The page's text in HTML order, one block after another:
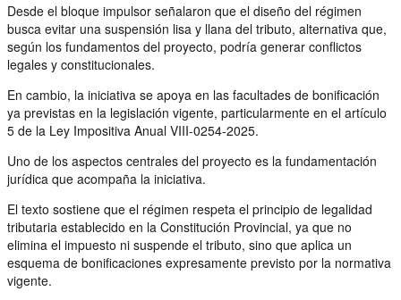
Desde el bloque impulsor señalaron que el diseño del régimen
busca evitar una suspensión lisa y llana del tributo, alternativa que,
según los fundamentos del proyecto, podría generar conflictos
legales y constitucionales.
En cambio, la iniciativa se apoya en las facultades de bonificación
ya previstas en la legislación vigente, particularmente en el artículo
5 de la Ley Impositiva Anual VIII-0254-2025.
Uno de los aspectos centrales del proyecto es la fundamentación
jurídica que acompaña la iniciativa.
El texto sostiene que el régimen respeta el principio de legalidad
tributaria establecido en la Constitución Provincial, ya que no
elimina el impuesto ni suspende el tributo, sino que aplica un
esquema de bonificaciones expresamente previsto por la normativa
vigente.